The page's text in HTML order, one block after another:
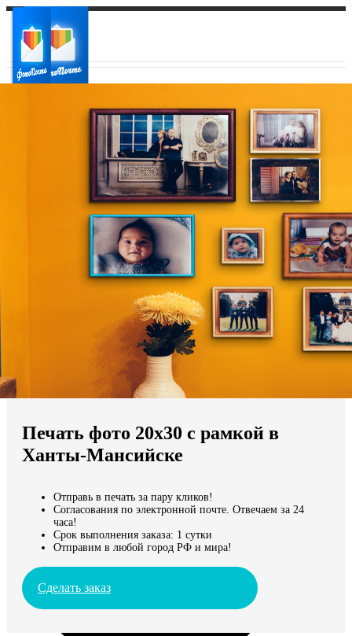
Ваш регион доставки
Выберите из списка:
Мы доставляем по всему миру
Продолжить без города
Печать фото 20х30 с рамкой в
Ханты-Мансийске
Отправь в печать за пару кликов!
Согласования по электронной почте. Отвечаем за 24
часа!
Срок выполнения заказа: 1 сутки
Отправим в любой город РФ и мира!
Сделать заказ